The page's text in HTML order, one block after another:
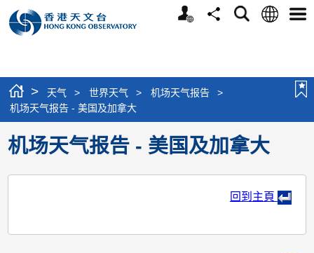
个
分
搜
语
选
> 天气 > 世界天气 > 机场天气报告
>
机场天气报告 - 美国及加拿大
机场天气报告 - 美国及加拿大
回到主頁